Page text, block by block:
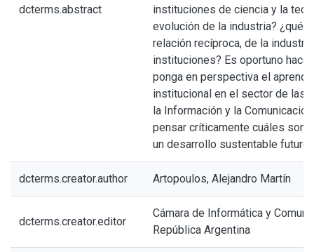
dcterms.abstract
instituciones de ciencia y la
evolución de la industria? ¿qué
relación recíproca, de la
instituciones? Es oportuno
ponga en perspectiva el
institucional en el sector de las
la Información y la
pensar críticamente cuáles son
un desarrollo sustentable futuro.
dcterms.creator.author Artopoulos, Alejandro Martín
dcterms.creator.editor
Cámara de Informática y
República Argentina